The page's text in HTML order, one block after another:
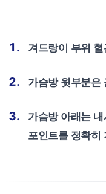
겨드랑이 부위
가슴방 윗부분은
가슴방 아래는
포인트를 정확히